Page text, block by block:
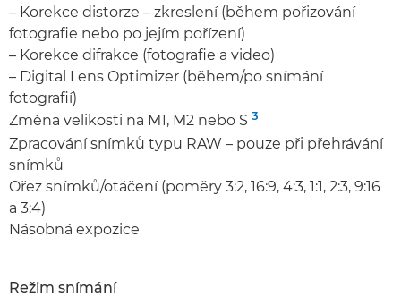
– Korekce distorze – zkreslení (během pořizování
fotografie nebo po jejím pořízení)
– Korekce difrakce (fotografie a video)
– Digital Lens Optimizer (během/po snímání
fotografií)
Změna velikosti na M1, M2 nebo S 3
Zpracování snímků typu RAW – pouze při přehrávání
snímků
Ořez snímků/otáčení (poměry 3:2, 16:9, 4:3, 1:1, 2:3, 9:16
a 3:4)
Násobná expozice
Režim snímání